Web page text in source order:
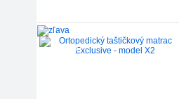
-30%